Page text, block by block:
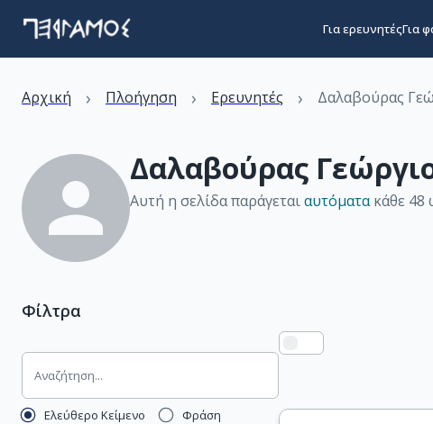
Για ερευνητέςΓια
Αρχική › Πλοήγηση › Ερευνητές › Δαλαβούρας
Δαλαβούρας
Αυτή η σελίδα παράγεταιαυτόματακάθε 48
Φίλτρα
Ελεύθερο Κείμενο Φράση